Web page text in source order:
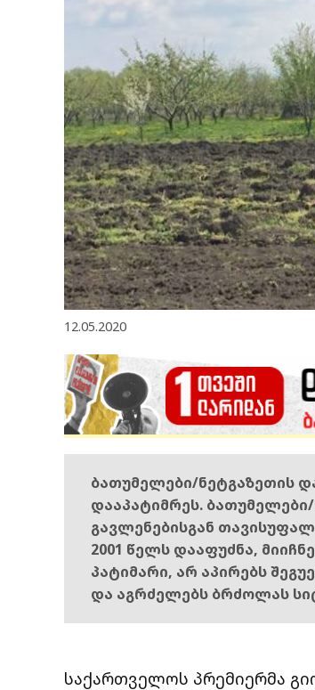
12.05.2020
ბათუმელები/ნეტგაზეთის
დააპატიმრეს.
გავლენებისგან
2001 წელს დააფუძნა,
პატიმარი, არ აპირებს
და აგრძელებს ბრძოლას
საქართველოს პრემიერმა